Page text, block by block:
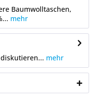
Baumwolltaschen,
mehr
mehr